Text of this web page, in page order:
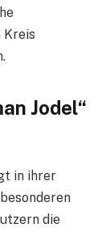
Kreis
Jodel“
in ihrer
die